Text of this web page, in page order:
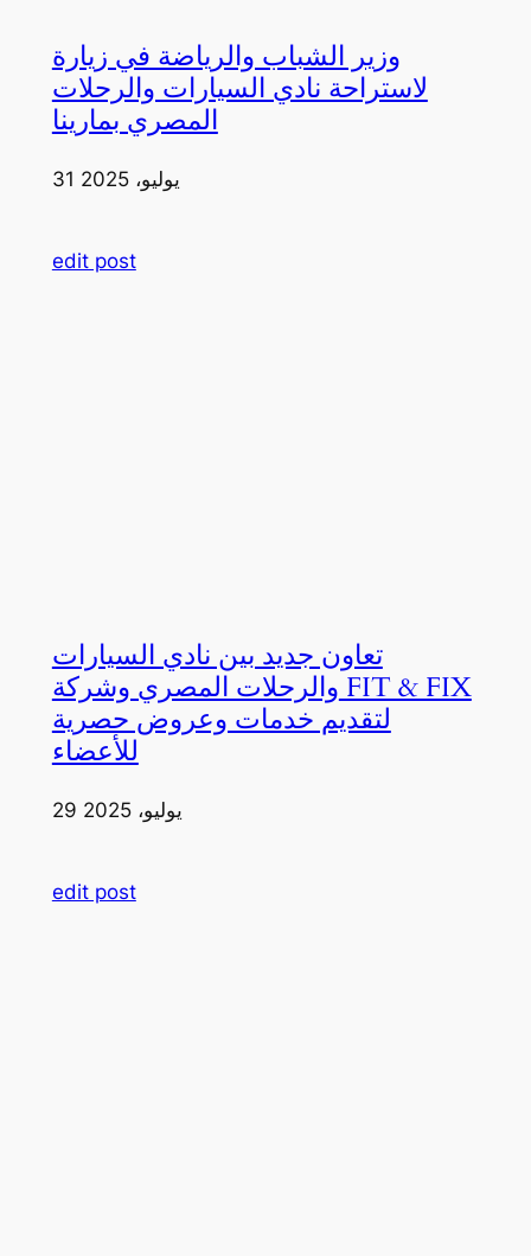
وزير الشباب والرياضة في زيارة
لاستراحة نادي السيارات والرحلات
المصري بمارينا
31 يوليو، 2025
edit post
تعاون جديد بين نادي السيارات
والرحلات المصري وشركة FIT & FIX
لتقديم خدمات وعروض حصرية
للأعضاء
29 يوليو، 2025
edit post